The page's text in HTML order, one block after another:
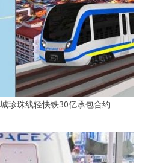
珍珠线轻快铁30亿承包合约